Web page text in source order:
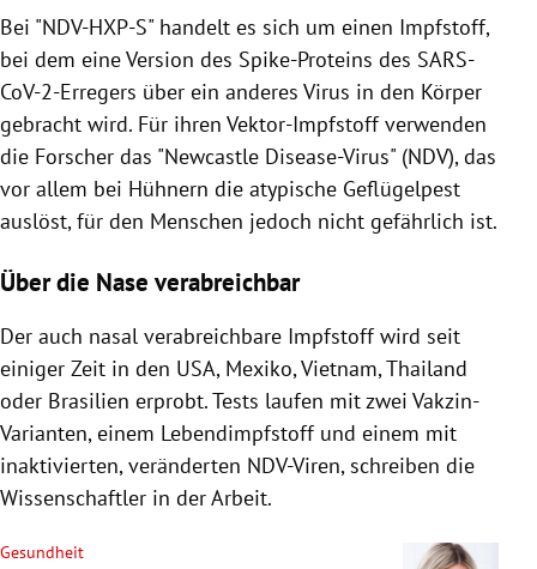
Bei "NDV-HXP-S" handelt es sich um einen Impfstoff,
bei dem eine Version des Spike-Proteins des SARS-
CoV-2-Erregers über ein anderes Virus in den Körper
gebracht wird. Für ihren Vektor-Impfstoff verwenden
die Forscher das "Newcastle Disease-Virus" (NDV), das
vor allem bei Hühnern die atypische Geflügelpest
auslöst, für den Menschen jedoch nicht gefährlich ist.
Über die Nase verabreichbar
Der auch nasal verabreichbare Impfstoff wird seit
einiger Zeit in den USA, Mexiko, Vietnam, Thailand
oder Brasilien erprobt. Tests laufen mit zwei Vakzin-
Varianten, einem Lebendimpfstoff und einem mit
inaktivierten, veränderten NDV-Viren, schreiben die
Wissenschaftler in der Arbeit.
Gesundheit